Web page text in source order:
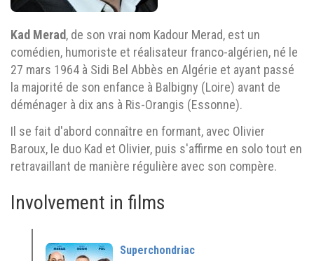
Kad Merad, de son vrai nom Kadour Merad, est un
comédien, humoriste et réalisateur franco-algérien, né le
27 mars 1964 à Sidi Bel Abbès en Algérie et ayant passé
la majorité de son enfance à Balbigny (Loire) avant de
déménager à dix ans à Ris-Orangis (Essonne).
Il se fait d'abord connaître en formant, avec Olivier
Baroux, le duo Kad et Olivier, puis s'affirme en solo tout en
retravaillant de manière régulière avec son compère.
Involvement in films
Superchondriac